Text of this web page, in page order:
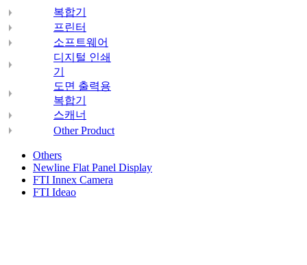
복합기
프린터
소프트웨어
디지털 인쇄
기
도면 출력용
복합기
스캐너
Other Product
Others
Newline Flat Panel Display
FTI Innex Camera
FTI Ideao